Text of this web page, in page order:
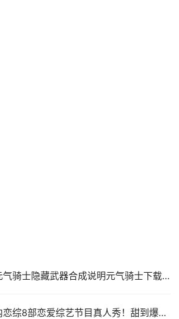
骑士隐藏武器合成说明元气骑士下载官网
综8部恋爱综艺节目真人秀！甜到爆炸！